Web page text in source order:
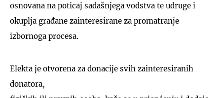
osnovana na poticaj sadašnjega vodstva te udruge i
okuplja građane zainteresirane za promatranje
izbornoga procesa.
Elekta je otvorena za donacije svih zainteresiranih
donatora,